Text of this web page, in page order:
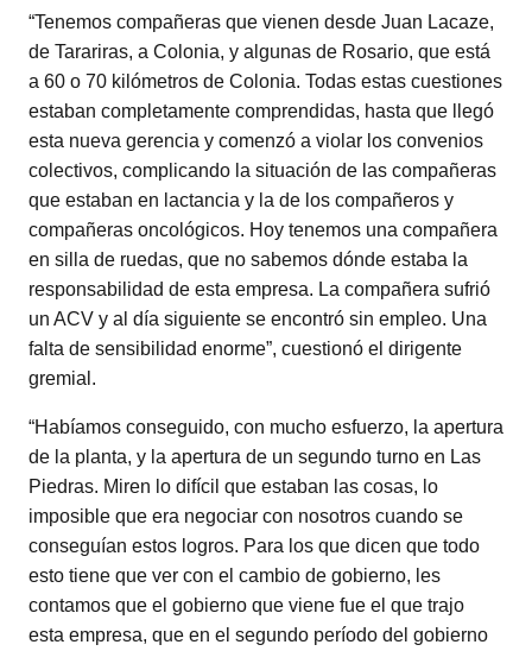
“Tenemos compañeras que vienen desde Juan Lacaze,
de Tarariras, a Colonia, y algunas de Rosario, que está
a 60 o 70 kilómetros de Colonia. Todas estas cuestiones
estaban completamente comprendidas, hasta que llegó
esta nueva gerencia y comenzó a violar los convenios
colectivos, complicando la situación de las compañeras
que estaban en lactancia y la de los compañeros y
compañeras oncológicos. Hoy tenemos una compañera
en silla de ruedas, que no sabemos dónde estaba la
responsabilidad de esta empresa. La compañera sufrió
un ACV y al día siguiente se encontró sin empleo. Una
falta de sensibilidad enorme”, cuestionó el dirigente
gremial.
“Habíamos conseguido, con mucho esfuerzo, la apertura
de la planta, y la apertura de un segundo turno en Las
Piedras. Miren lo difícil que estaban las cosas, lo
imposible que era negociar con nosotros cuando se
conseguían estos logros. Para los que dicen que todo
esto tiene que ver con el cambio de gobierno, les
contamos que el gobierno que viene fue el que trajo
esta empresa, que en el segundo período del gobierno